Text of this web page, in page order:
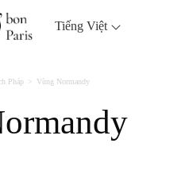
Tiếng Việt
Pháp Vùng Normandy